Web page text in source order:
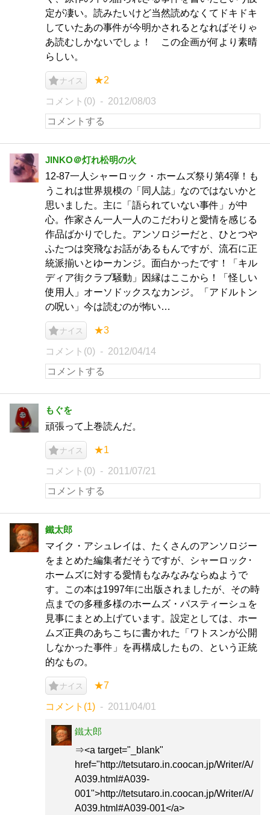
定が凄い。読みたいけど当然読めなくてドキドキ
していたあの事件が今明かされるとなればそりゃ
あ読むしかないでしょ！ この企画が何より素晴
らしい。
ナイス ★2
コメント(0) 2012/08/03
JINKO＠灯れ松明の火
12-87一人シャーロック・ホームズ祭り第4弾！も
うこれは世界規模の「同人誌」なのではないかと
思いました。主に「語られていない事件」が中
心。作家さん一人一人のこだわりと愛情を感じる
作品ばかりでした。アンソロジーだと、ひとつや
ふたつは突飛なお話があるもんですが、流石に正
統派揃いとゆーカンジ。面白かったです！「キル
ディア街クラブ騒動」因縁はここから！「怪しい
使用人」オーソドックスなカンジ。「アドルトン
の呪い」今は読むのが怖い…
ナイス ★3
コメント(0) 2012/04/14
もぐを
頑張って上巻読んだ。
ナイス ★1
コメント(0) 2011/07/21
鐵太郎
マイク・アシュレイは、たくさんのアンソロジー
をまとめた編集者だそうですが、シャーロック･
ホームズに対する愛情もなみなみならぬようで
す。この本は1997年に出版されましたが、その時
点までの多種多様のホームズ・パスティーシュを
見事にまとめ上げています。設定としては、ホー
ムズ正典のあちこちに書かれた「ワトスンが公開
しなかった事件」を再構成したもの、という正統
的なもの。
ナイス ★7
コメント(1) 2011/04/01
鐵太郎
⇒<a target="_blank"
href="http://tetsutaro.in.coocan.jp/Writer/A/
A039.html#A039-
001">http://tetsutaro.in.coocan.jp/Writer/A/
A039.html#A039-001</a>